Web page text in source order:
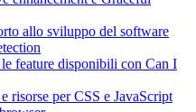
allo sviluppo del software
feature disponibili con Can I
risorse per CSS e JavaScript